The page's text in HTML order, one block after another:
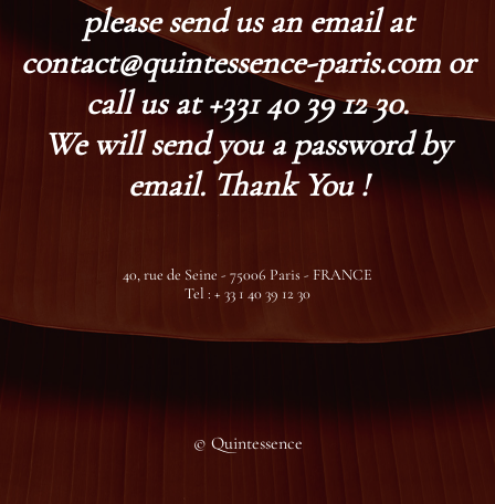
please send us an email at
contact@quintessence-paris.com or
call us at +331 40 39 12 30.
We will send you a password by
email. Thank You !
40, rue de Seine - 75006 Paris - FRANCE
Tel : + 33 1 40 39 12 30
© Quintessence